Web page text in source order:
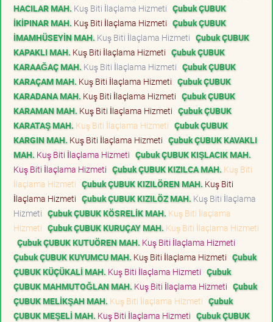
HACILAR MAH. Kuş Biti İlaçlama Hizmeti Çubuk ÇUBUK
İKİPINAR MAH. Kuş Biti İlaçlama Hizmeti Çubuk ÇUBUK
İMAMHÜSEYİN MAH. Kuş Biti İlaçlama Hizmeti Çubuk ÇUBUK
KAPAKLI MAH. Kuş Biti İlaçlama Hizmeti Çubuk ÇUBUK
KARAAĞAÇ MAH. Kuş Biti İlaçlama Hizmeti Çubuk ÇUBUK
KARAÇAM MAH. Kuş Biti İlaçlama Hizmeti Çubuk ÇUBUK
KARADANA MAH. Kuş Biti İlaçlama Hizmeti Çubuk ÇUBUK
KARAMAN MAH. Kuş Biti İlaçlama Hizmeti Çubuk ÇUBUK
KARATAŞ MAH. Kuş Biti İlaçlama Hizmeti Çubuk ÇUBUK
KARGIN MAH. Kuş Biti İlaçlama Hizmeti Çubuk ÇUBUK KAVAKLI
MAH. Kuş Biti İlaçlama Hizmeti Çubuk ÇUBUK KIŞLACIK MAH.
Kuş Biti İlaçlama Hizmeti Çubuk ÇUBUK KIZILCA MAH. Kuş Biti
İlaçlama Hizmeti Çubuk ÇUBUK KIZILÖREN MAH. Kuş Biti
İlaçlama Hizmeti Çubuk ÇUBUK KIZILÖZ MAH. Kuş Biti İlaçlama
Hizmeti Çubuk ÇUBUK KÖSRELİK MAH. Kuş Biti İlaçlama
Hizmeti Çubuk ÇUBUK KURUÇAY MAH. Kuş Biti İlaçlama Hizmeti
Çubuk ÇUBUK KUTUÖREN MAH. Kuş Biti İlaçlama Hizmeti
Çubuk ÇUBUK KUYUMCU MAH. Kuş Biti İlaçlama Hizmeti Çubuk
ÇUBUK KÜÇÜKALİ MAH. Kuş Biti İlaçlama Hizmeti Çubuk
ÇUBUK MAHMUTOĞLAN MAH. Kuş Biti İlaçlama Hizmeti Çubuk
ÇUBUK MELİKŞAH MAH. Kuş Biti İlaçlama Hizmeti Çubuk
ÇUBUK MEŞELİ MAH. Kuş Biti İlaçlama Hizmeti Çubuk ÇUBUK